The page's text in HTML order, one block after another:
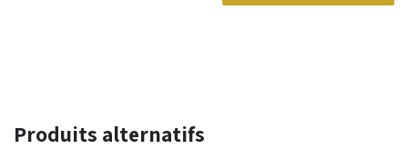
Produits alternatifs